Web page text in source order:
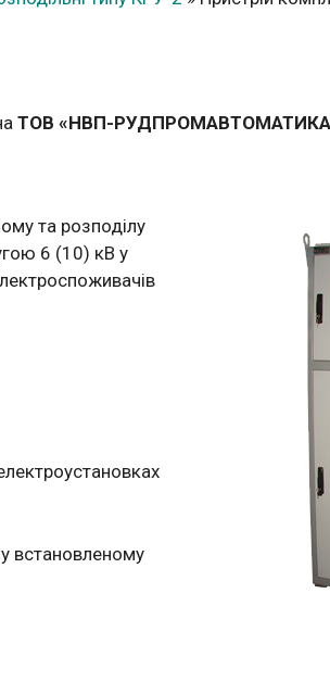
ТОВ «НВП-
та розподілу
6 (10) кВ у
встановленому